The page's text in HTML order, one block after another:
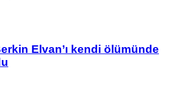
Elvan’ı kendi ölümünde